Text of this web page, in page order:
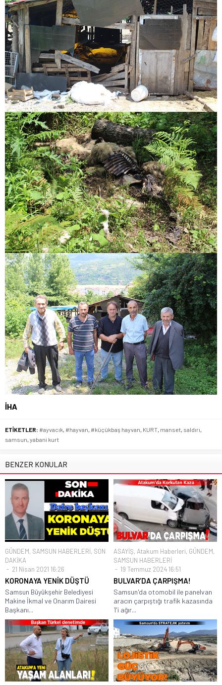
İHA
ETİKETLER: #ayvacık, #hayvan, #küçükbaş hayvan, KURT, manset, saldırı,
samsun, yabani kurt
BENZER KONULAR
GÜNDEM, SAMSUN HABERLERİ, SON
DAKİKA
21 Nisan 2021 16:26
KORONAYA YENİK DÜŞTÜ
Samsun Büyükşehir Belediyesi
Makine İkmal ve Onarım Dairesi
Başkanı...
ASAYİŞ, Atakum Haberleri, GÜNDEM,
SAMSUN HABERLERİ
19 Temmuz 2024 16:51
BULVAR’DA ÇARPIŞMA!
Samsun'da otomobil ile panelvan
aracın çarpıştığı trafik kazasında
1'i ağır...